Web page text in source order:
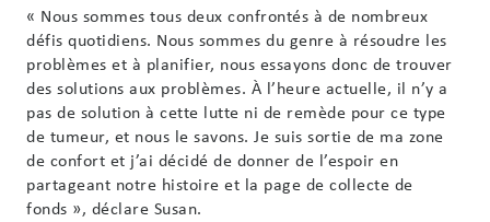
« Nous sommes tous deux confrontés à de nombreux
défis quotidiens. Nous sommes du genre à résoudre les
problèmes et à planifier, nous essayons donc de trouver
des solutions aux problèmes. À l’heure actuelle, il n’y a
pas de solution à cette lutte ni de remède pour ce type
de tumeur, et nous le savons. Je suis sortie de ma zone
de confort et j’ai décidé de donner de l’espoir en
partageant notre histoire et la page de collecte de
fonds », déclare Susan.